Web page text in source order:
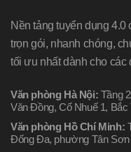
Nền tảng tuyển dụng
trọn gói, nhanh chóng,
tối ưu nhất dành cho các
Văn phòng Hà Nội: Tầng
Văn Đồng, Cổ Nhuế 1,
Văn phòng Hồ Chí Minh:
Đống Đa, phường Tân Sơn